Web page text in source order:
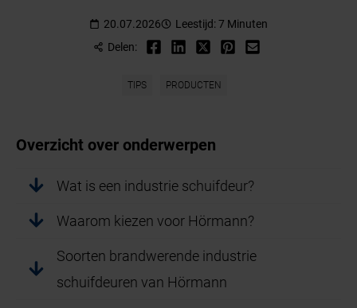
20.07.2026
Leestijd: 7 Minuten
Delen:
TIPS PRODUCTEN
Overzicht over onderwerpen
Wat is een industrie schuifdeur?
Waarom kiezen voor Hörmann?
Soorten brandwerende industrie
schuifdeuren van Hörmann